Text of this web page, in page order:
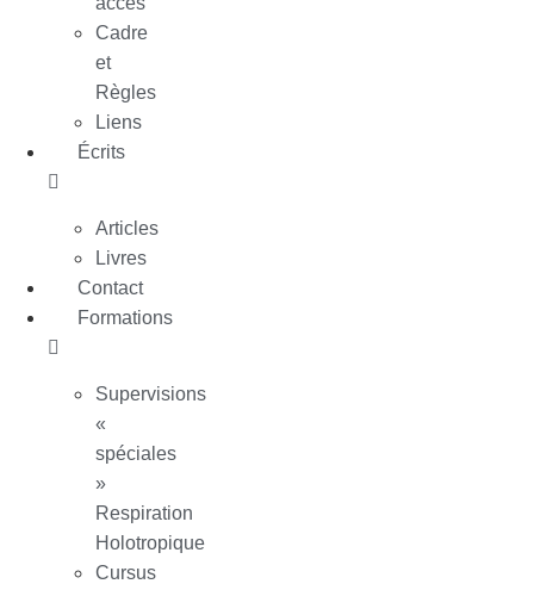
Cadre
et
Règles
Liens
Écrits
Articles
Livres
Contact
Formations
Supervisions
«
spéciales
»
Respiration
Holotropique
Cursus